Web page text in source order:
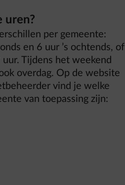
uren?
per gemeente:
en 6 uur ’s ochtends, of
Tijdens het weekend
overdag. Op de website
vind je welke
van toepassing zijn: